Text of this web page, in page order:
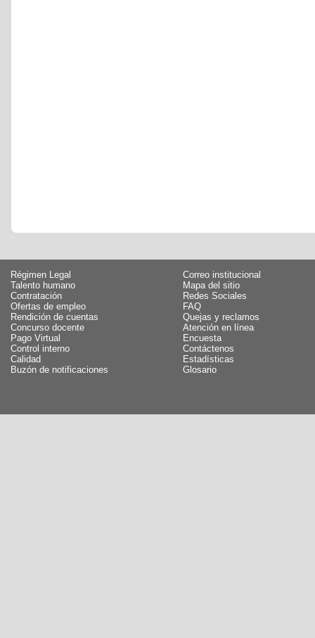
Régimen Legal
Talento humano
Contratación
Ofertas de empleo
Rendición de cuentas
Concurso docente
Pago Virtual
Control interno
Calidad
Buzón de notificaciones
Correo institucional
Mapa del sitio
Redes Sociales
FAQ
Quejas y reclamos
Atención en línea
Encuesta
Contáctenos
Estadísticas
Glosario